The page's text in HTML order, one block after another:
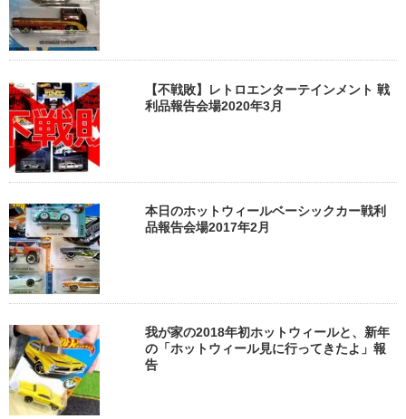
【不戦敗】レトロエンターテインメント 戦
利品報告会場2020年3月
本日のホットウィールベーシックカー戦利
品報告会場2017年2月
我が家の2018年初ホットウィールと、新年
の「ホットウィール見に行ってきたよ」報
告